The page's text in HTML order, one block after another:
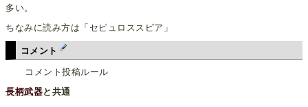
多い。
ちなみに読み方は「セピュロススピア」
コメント
コメント投稿ルール
長柄武器と共通